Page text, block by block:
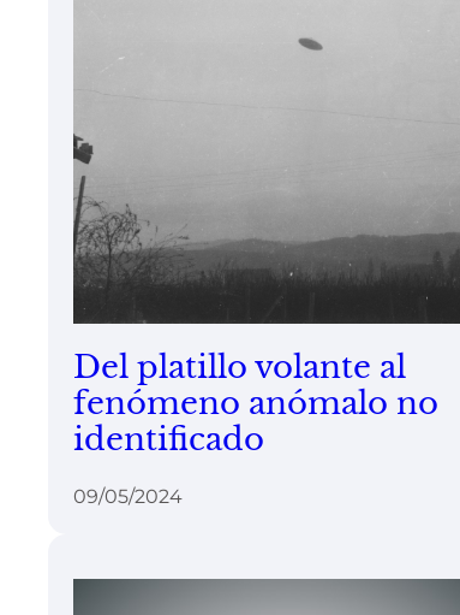
Del platillo volante al
fenómeno anómalo no
identificado
09/05/2024